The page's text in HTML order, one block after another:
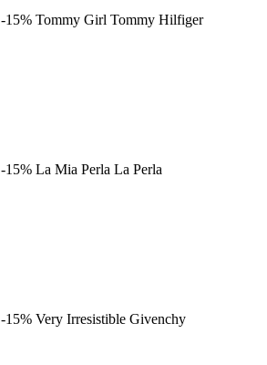
-15% Tommy Girl Tommy Hilfiger
-15% La Mia Perla La Perla
-15% Very Irresistible Givenchy